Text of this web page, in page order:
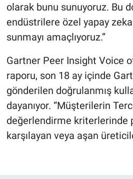
olarak bunu sunuyoruz. Bu
endüstrilere özel yapay
sunmayı amaçlıyoruz.”
Gartner Peer Insight Voice
raporu, son 18 ay içinde
gönderilen doğrulanmış
dayanıyor. “Müşterilerin
değerlendirme kriterlerinde
karşılayan veya aşan